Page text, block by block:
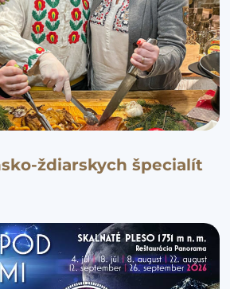
ždiarskych špecialít